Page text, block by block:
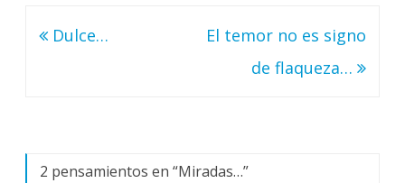
Navegación
Dulce…
El temor no es signo
de flaqueza…
2 pensamientos en “Miradas…”